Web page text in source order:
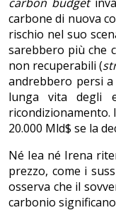
carbone di nuova
rischio nel suo
sarebbero più che
non recuperabili (
andrebbero persi
lunga vita degli
ricondizionamento.
20.000 Mld$ se la
Né Iea né Irena
prezzo, come i
osserva che il
carbonio